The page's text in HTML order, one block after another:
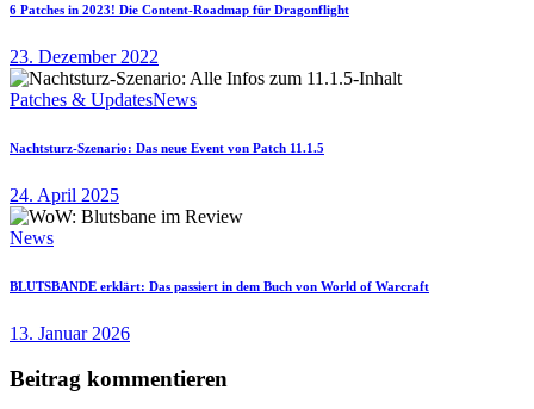
6 Patches in 2023! Die Content-Roadmap für Dragonflight
23. Dezember 2022
Patches & UpdatesNews
Nachtsturz-Szenario: Das neue Event von Patch 11.1.5
24. April 2025
News
BLUTSBANDE erklärt: Das passiert in dem Buch von World of Warcraft
13. Januar 2026
Beitrag kommentieren